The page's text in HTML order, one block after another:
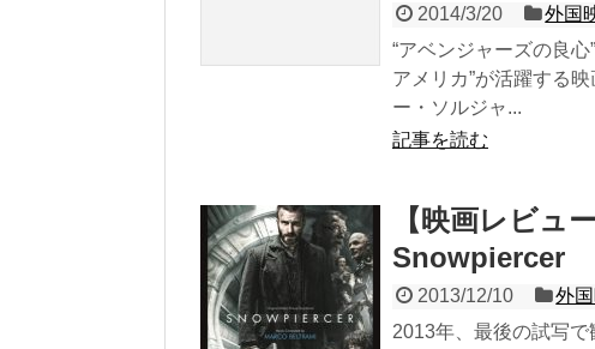
2014/3/20 外国
“アベンジャーズの良
アメリカ”が活躍する
ー・ソルジャ...
記事を読む
【映画レビュ
Snowpiercer
2013/12/10 外
2013年、最後の試写